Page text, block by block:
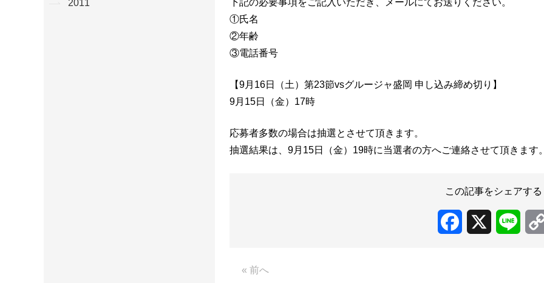
①氏名
②年齢
③電話番号
【9月16日（土）第23節vsグルージャ盛岡 申し込み締め切り】
9月15日（金）17時
応募者多数の場合は抽選とさせて頂きます。
抽選結果は、9月15日（金）19時に当選者の方へご連絡させて頂きます
この記事をシェアする
Facebook Line
« 前へ
2011